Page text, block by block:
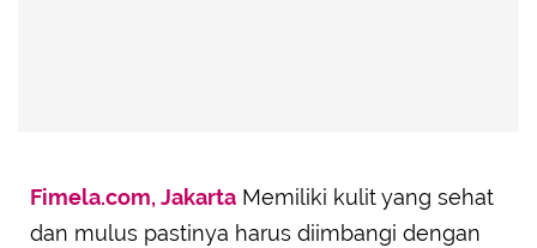
Fimela.com, Jakarta Memiliki kulit yang sehat
dan mulus pastinya harus diimbangi dengan